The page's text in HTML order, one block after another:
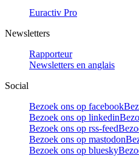
Euractiv Pro
Newsletters
Rapporteur
Newsletters en anglais
Social
Bezoek ons op facebook
Bezoek ons op linkedin
Bezoek ons op rss-feed
Bezoek ons op mastodon
Bezoek ons op bluesky